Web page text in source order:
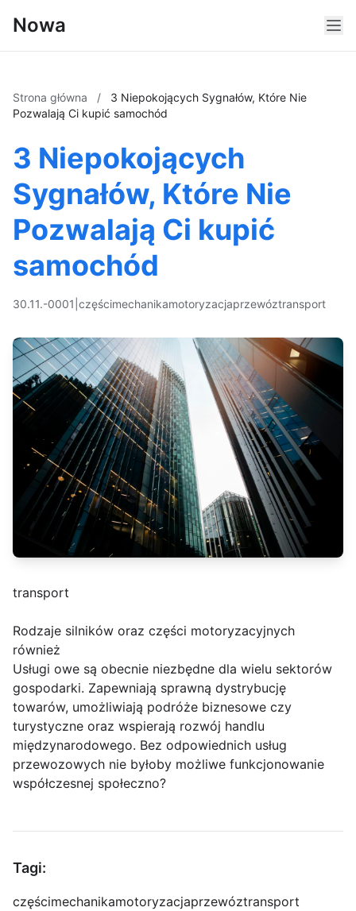
Nowa
Strona główna /
3 Niepokojących Sygnałów, Które Nie
Pozwalają Ci kupić samochód
3 Niepokojących
Sygnałów, Które Nie
Pozwalają Ci kupić
samochód
30.11.-0001 częścimechanikamotoryzacjaprzewóztransport
transport
Rodzaje silników oraz części motoryzacyjnych
również
Usługi owe są obecnie niezbędne dla wielu sektorów
gospodarki. Zapewniają sprawną dystrybucję
towarów, umożliwiają podróże biznesowe czy
turystyczne oraz wspierają rozwój handlu
międzynarodowego. Bez odpowiednich usług
przewozowych nie byłoby możliwe funkcjonowanie
współczesnej społeczno?
Tagi:
częścimechanikamotoryzacjaprzewóztransport